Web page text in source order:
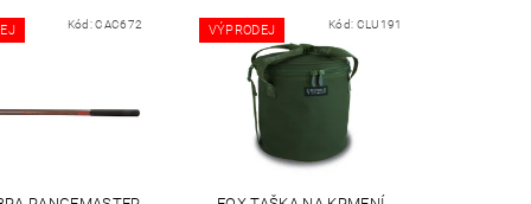
Kód:CAC672 VÝPRODEJ Kód: CLU191